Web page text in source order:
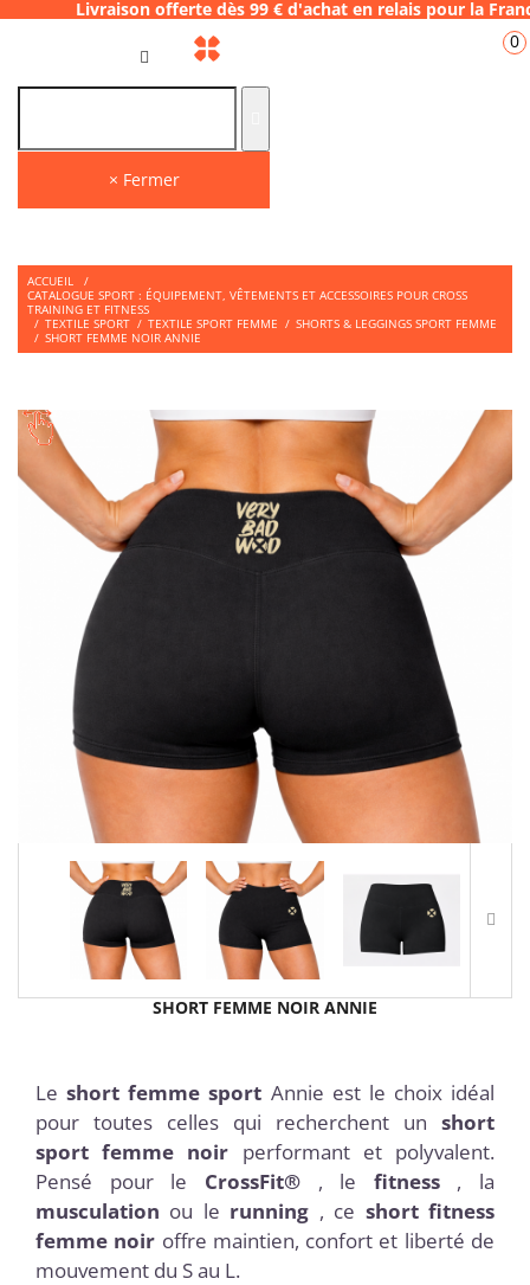
offerte dès 99 € d'achat en relais pour
× Fermer
0
ACCUEIL
/
CATALOGUE SPORT : ÉQUIPEMENT, VÊTEMENTS ET ACCESSOIRES POUR CROSS
TRAINING ET FITNESS
/ TEXTILE SPORT / TEXTILE SPORT FEMME / SHORTS & LEGGINGS SPORT FEMME
/ SHORT FEMME NOIR ANNIE
SHORT FEMME NOIR ANNIE
Leshort femme sport Annie est le choix idéal
pour toutes celles qui recherchent un short
sport femme noir performant et polyvalent.
Pensé pour le CrossFit®, le fitness, la
musculation ou le running , ce short fitness
femme noir offre maintien, confort et liberté de
mouvement du S au L.